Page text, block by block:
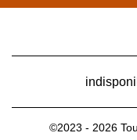
©2023 - 2026